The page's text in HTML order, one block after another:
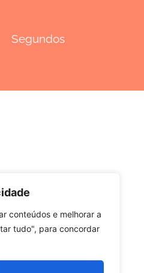
conteúdos e melhorar a
tudo", para concordar
Segundos